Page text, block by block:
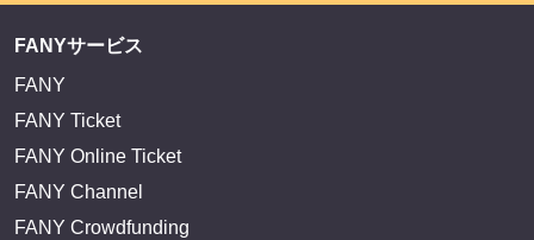
FANYサービス
FANY
FANY Ticket
FANY Online Ticket
FANY Channel
FANY Crowdfunding